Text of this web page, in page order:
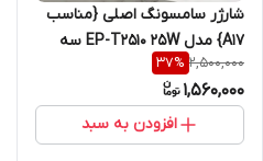
شارژر سامسونگ اصلی {مناسب
A17} مدل EP-T2510 25W سه
پین اصل{یک سال گارانتی شرکتی
}
2,500,000
37%
1,560,000
افزودن به سبد